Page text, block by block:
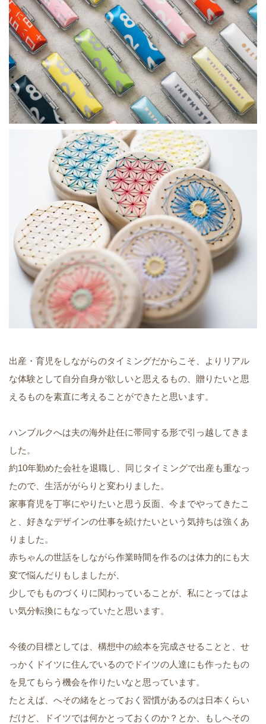
出産・育児をしながらのタイミングだからこそ、よりリアル
な体験として自分自身が欲しいと思えるもの、贈りたいと思
えるものを素直に考えることができたと思います。
ハンブルクへは夫の海外赴任に帯同する形で引っ越してきま
した。
約10年勤めた会社を退職し、同じタイミングで出産も重なっ
たので、生活ががらりと変わりました。
家事育児を丁寧にやりたいと思う反面、今までやってきたこ
と、好きなデザインの仕事を続けたいという気持ちは強くあ
りました。
赤ちゃんの世話をしながら作業時間を作るのは体力的にも大
変で悩んだりもしましたが、
少しでもものづくりに関わっていることが、私にとってはよ
い気分転換にもなっていたと思います。
今後の目標としては、構想中の絵本を完成させることと、せ
っかくドイツに住んでいるのでドイツの人達にも作ったもの
を見てもらう機会を作りたいなと思っています。
たとえば、へその緒をとっておく習慣があるのは日本くらい
だけど、ドイツでは何かとっておくのか？とか、もしへその